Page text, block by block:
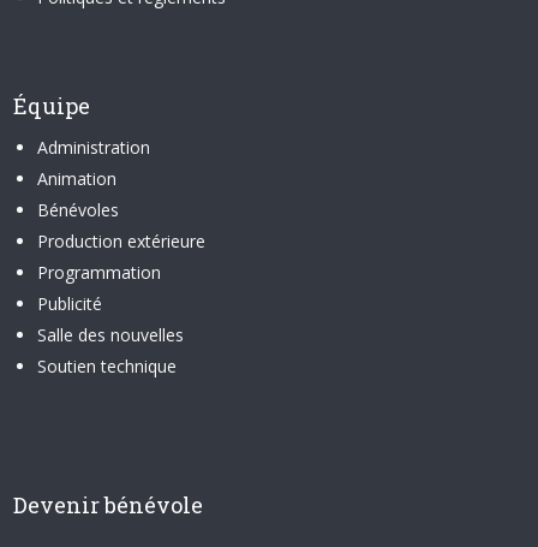
Équipe
Administration
Animation
Bénévoles
Production extérieure
Programmation
Publicité
Salle des nouvelles
Soutien technique
Devenir bénévole